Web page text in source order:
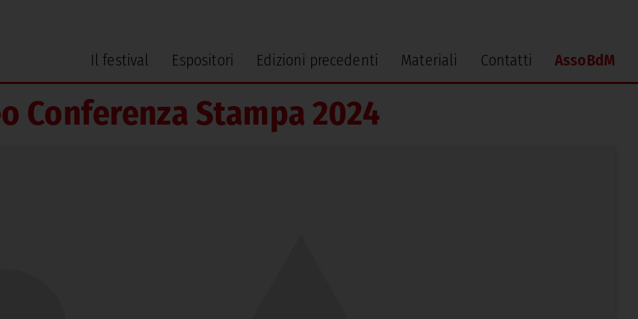
Il festival Espositori Edizioni precedenti Materiali Contatti AssoBdM
Conferenza Stampa 2024